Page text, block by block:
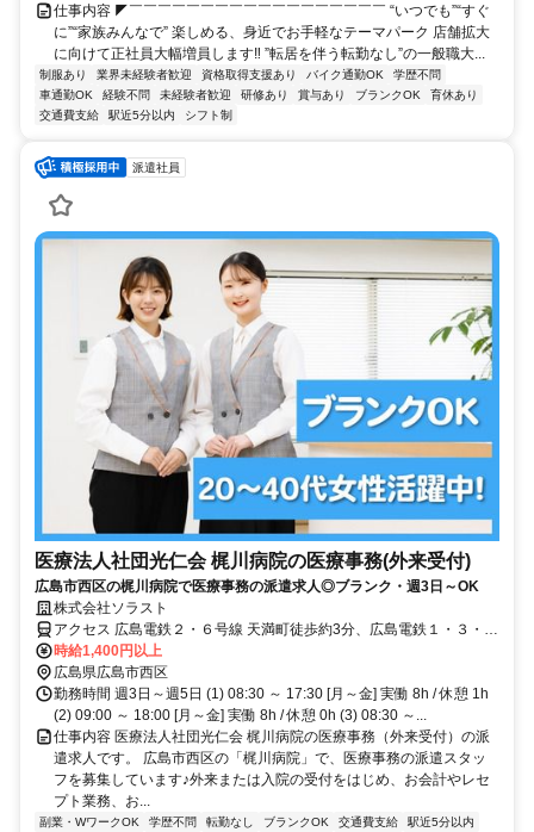
仕事内容 ◤￣￣￣￣￣￣￣￣￣￣￣￣￣￣￣￣￣￣ “いつでも”“すぐ
に”“家族みんなで” 楽しめる、身近でお手軽なテーマパーク 店舗拡大
に向けて正社員大幅増員します‼ ”転居を伴う転勤なし”の一般職大...
制服あり 業界未経験者歓迎 資格取得支援あり バイク通勤OK
学歴不問
車通勤OK
経験不問 未経験者歓迎 研修あり 賞与あり ブランクOK
育休あり
交通費支給
駅近5分以内 シフト制
派遣社員
医療法人社団光仁会 梶川病院の医療事務(外来受付)
広島市西区の梶川病院で医療事務の派遣求人◎ブランク・週3日～OK
株式会社ソラスト
アクセス 広島電鉄２・６号線 天満町徒歩約3分、広島電鉄１・３・７
号線 天満町徒歩約3分、広島電鉄１・３・７号線 観音町（広島県）徒
歩約3分 「天満町駅」徒歩2分,マイカー通勤可,敷地内全て禁煙
時給1,400円以上
広島県広島市西区
勤務時間 週3日～週5日 (1) 08:30 ～ 17:30 [月～金] 実働 8h / 休憩 1h
(2) 09:00 ～ 18:00 [月～金] 実働 8h / 休憩 0h (3) 08:30 ～...
仕事内容 医療法人社団光仁会 梶川病院の医療事務（外来受付）の派
遣求人です。 広島市西区の「梶川病院」で、医療事務の派遣スタッ
フを募集しています♪外来または入院の受付をはじめ、お会計やレセ
プト業務、お...
副業・WワークOK 学歴不問 転勤なし ブランクOK 交通費支給
駅近5分以内